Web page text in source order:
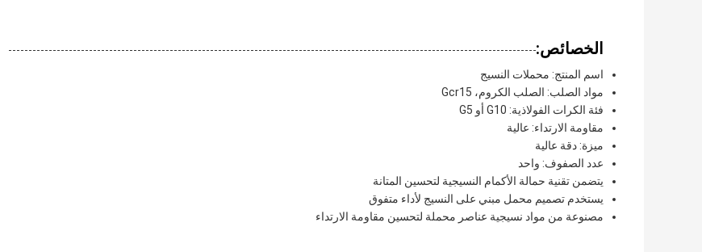
الخصائص:
اسم المنتج: محملات النسيج
مواد الصلب: الصلب الكروم، Gcr15
فئة الكرات الفولاذية: G10 أو G5
مقاومة الارتداء: عالية
ميزة: دقة عالية
عدد الصفوف: واحد
يتضمن تقنية حمالة الأكمام النسيجية لتحسين المتانة
يستخدم تصميم محمل مبني على النسيج لأداء متفوق
مصنوعة من مواد نسيجية عناصر محملة لتحسين مقاومة الارتداء